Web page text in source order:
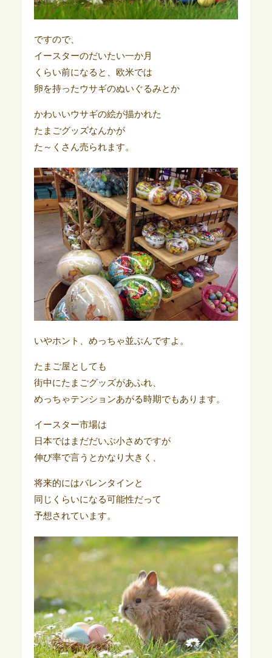
ですので、
イースターのだいたい一か月
くらい前になると、欧米では
卵を持ったウサギのぬいぐるみとか
かわいいウサギの絵が描かれた
たまごグッズなんかが
た～くさん売られます。
いやホント、めっちゃ並ぶんですよ。
たまご屋としても
街中にたまごグッズがあふれ、
めっちゃテンションあがる時期でもあります。
イースター市場は
日本ではまだだいぶ小さめですが
伸び率で言うとかなり大きく、
将来的にはバレンタインと
同じくらいになる可能性だって
予想されています。